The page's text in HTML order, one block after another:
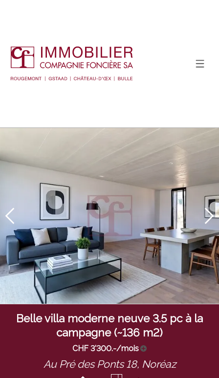
Belle villa moderne neuve 3.5 pc à la
campagne (~136 m2)
CHF 3'300.-/mois
Au Pré des Ponts 18, Noréaz